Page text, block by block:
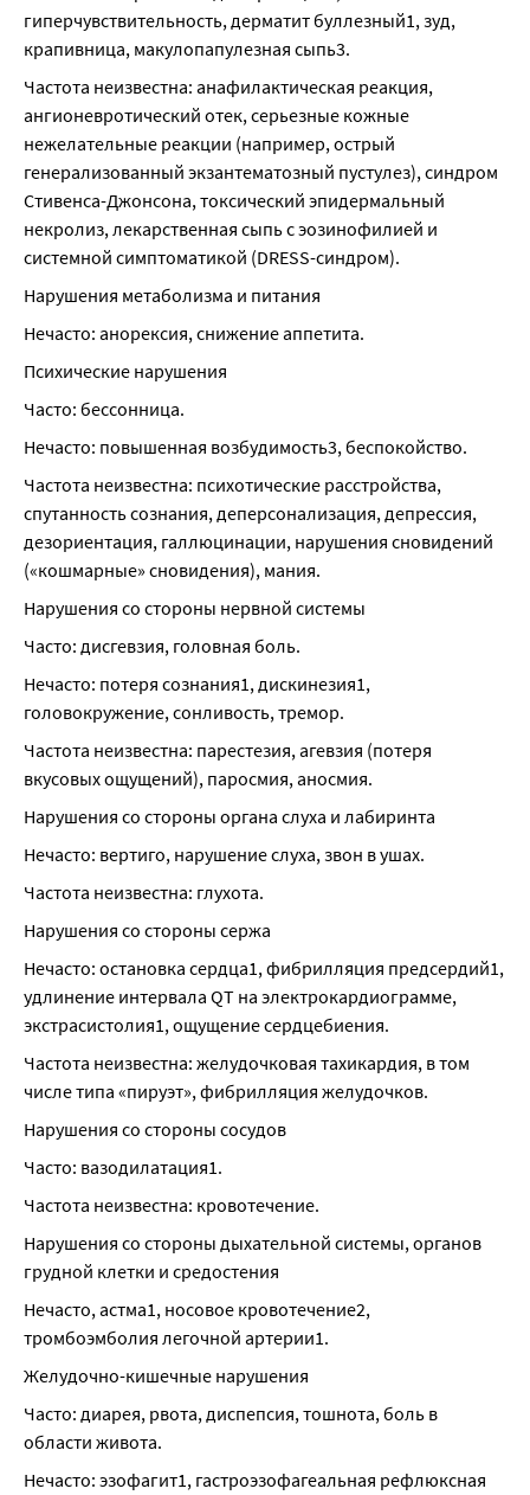
гиперчувствительность, дерматит буллезный1, зуд,
крапивница, макулопапулезная сыпь3.
Частота неизвестна: анафилактическая реакция,
ангионевротический отек, серьезные кожные
нежелательные реакции (например, острый
генерализованный экзантематозный пустулез), синдром
Стивенса-Джонсона, токсический эпидермальный
некролиз, лекарственная сыпь с эозинофилией и
системной симптоматикой (DRESS-синдром).
Нарушения метаболизма и питания
Нечасто: анорексия, снижение аппетита.
Психические нарушения
Часто: бессонница.
Нечасто: повышенная возбудимость3, беспокойство.
Частота неизвестна: психотические расстройства,
спутанность сознания, деперсонализация, депрессия,
дезориентация, галлюцинации, нарушения сновидений
(«кошмарные» сновидения), мания.
Нарушения со стороны нервной системы
Часто: дисгевзия, головная боль.
Нечасто: потеря сознания1, дискинезия1,
головокружение, сонливость, тремор.
Частота неизвестна: парестезия, агевзия (потеря
вкусовых ощущений), паросмия, аносмия.
Нарушения со стороны органа слуха и лабиринта
Нечасто: вертиго, нарушение слуха, звон в ушах.
Частота неизвестна: глухота.
Нарушения со стороны сержа
Нечасто: остановка сердца1, фибрилляция предсердий1,
удлинение интервала QT на электрокардиограмме,
экстрасистолия1, ощущение сердцебиения.
Частота неизвестна: желудочковая тахикардия, в том
числе типа «пируэт», фибрилляция желудочков.
Нарушения со стороны сосудов
Часто: вазодилатация1.
Частота неизвестна: кровотечение.
Нарушения со стороны дыхательной системы, органов
грудной клетки и средостения
Нечасто, астма1, носовое кровотечение2,
тромбоэмболия легочной артерии1.
Желудочно-кишечные нарушения
Часто: диарея, рвота, диспепсия, тошнота, боль в
области живота.
Нечасто: эзофагит1, гастроэзофагеальная рефлюксная